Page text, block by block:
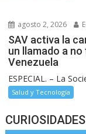
agosto 2, 2026
SAV activa la
un llamado a
Venezuela
ESPECIAL. – La
Salud y Tecnología